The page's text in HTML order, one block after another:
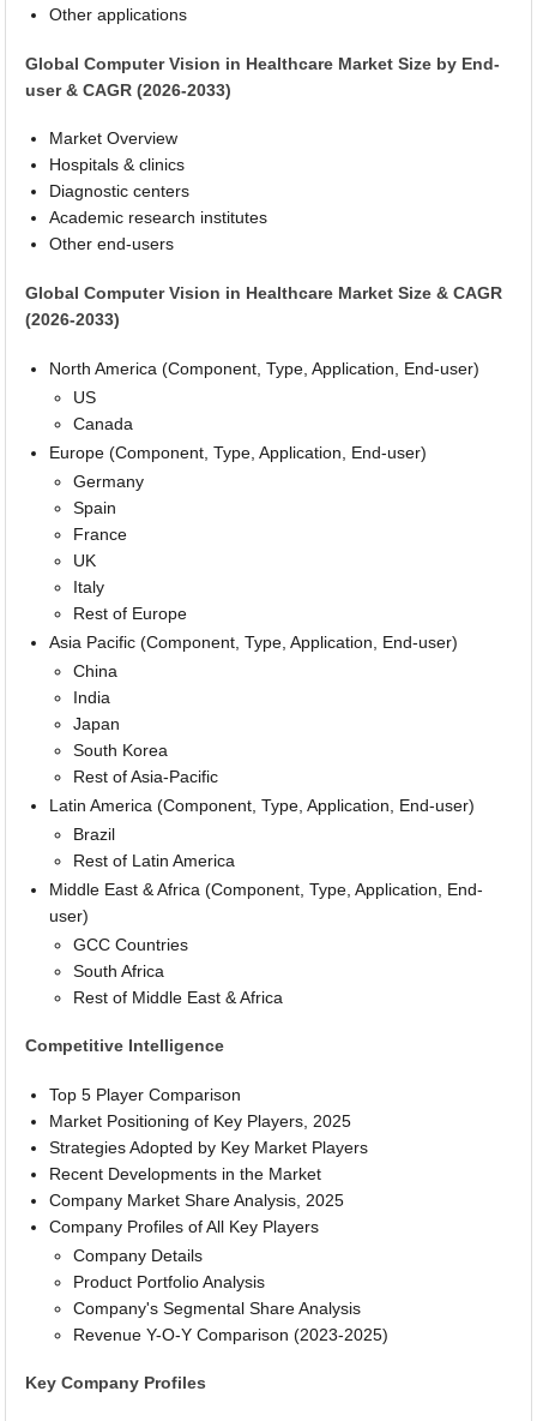
Other applications
Global Computer Vision in Healthcare Market Size by End-
user & CAGR (2026-2033)
Market Overview
Hospitals & clinics
Diagnostic centers
Academic research institutes
Other end-users
Global Computer Vision in Healthcare Market Size & CAGR
(2026-2033)
North America (Component, Type, Application, End-user)
US
Canada
Europe (Component, Type, Application, End-user)
Germany
Spain
France
UK
Italy
Rest of Europe
Asia Pacific (Component, Type, Application, End-user)
China
India
Japan
South Korea
Rest of Asia-Pacific
Latin America (Component, Type, Application, End-user)
Brazil
Rest of Latin America
Middle East & Africa (Component, Type, Application, End-
user)
GCC Countries
South Africa
Rest of Middle East & Africa
Competitive Intelligence
Top 5 Player Comparison
Market Positioning of Key Players, 2025
Strategies Adopted by Key Market Players
Recent Developments in the Market
Company Market Share Analysis, 2025
Company Profiles of All Key Players
Company Details
Product Portfolio Analysis
Company's Segmental Share Analysis
Revenue Y-O-Y Comparison (2023-2025)
Key Company Profiles